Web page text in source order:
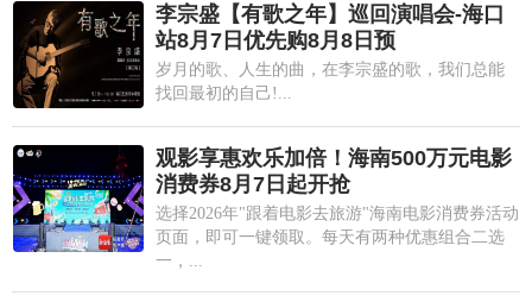
李宗盛【有歌之年】巡回演唱会-海口
站8月7日优先购8月8日预
岁月的歌、人生的曲，在李宗盛的歌，我们总能
找回最初的自己!...
观影享惠欢乐加倍！海南500万元电影
消费券8月7日起开抢
选择2026年"跟着电影去旅游"海南电影消费券活动
页面，即可一键领取。每天有两种优惠组合二选
一，...